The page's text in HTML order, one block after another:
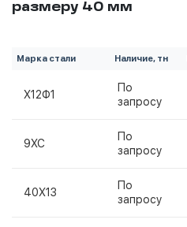
размеру 40 мм
Марка стали Наличие, тн
Х12Ф1
По
запросу
9ХС
По
запросу
40Х13
По
запросу